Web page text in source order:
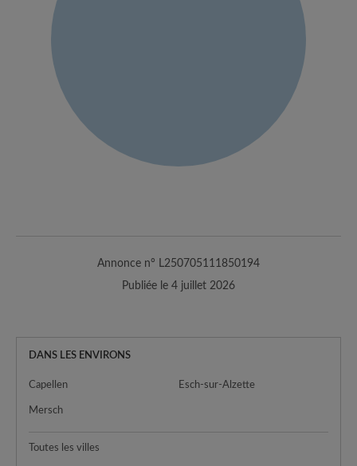
Annonce n° L250705111850194
Publiée le 4 juillet 2026
DANS LES ENVIRONS
Capellen Esch-sur-Alzette
Mersch
Toutes les villes